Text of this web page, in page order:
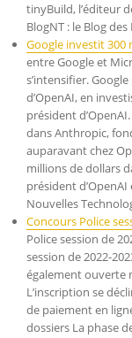
tinyBuild, l’éditeur
BlogNT : le Blog
Google investit
entre Google et
s’intensifier.
d’OpenAI, en
président
dans Anthropic,
auparavant chez
millions de dollars
président
Nouvelles
Concours Police
Police session de
session de 2022-
également ouverte
L’inscription se
de paiement en
dossiers La phase